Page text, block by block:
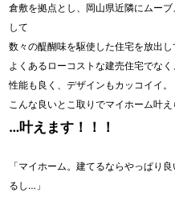
倉敷を拠点とし、岡山県近隣にムー
して
数々の醍醐味を駆使した住宅を放出し
よくあるローコストな建売住宅でな
性能も良く、デザインもカッコイイ。
こんな良いとこ取りでマイホーム叶
…叶えます！！！
「マイホーム。建てるならやっぱり
るし…」